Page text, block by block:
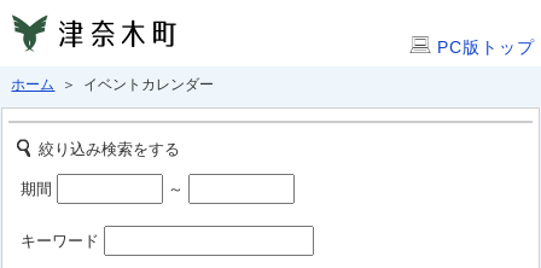
PC版トップ
ホーム ＞ イベントカレンダー
絞り込み検索をする
期間 ～
キーワード